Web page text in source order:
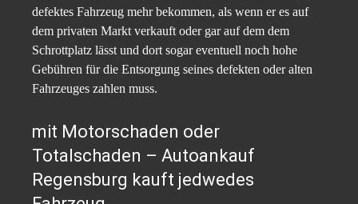
defektes Fahrzeug mehr bekommen, als wenn er es auf
dem privaten Markt verkauft oder gar auf dem dem
Schrottplatz lässt und dort sogar eventuell noch hohe
Gebühren für die Entsorgung seines defekten oder alten
Fahrzeuges zahlen muss.
mit Motorschaden oder
Totalschaden – Autoankauf
Regensburg kauft jedwedes